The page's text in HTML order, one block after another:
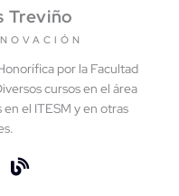
Treviño
por la Facultad
cursos en el área
el ITESM y en otras